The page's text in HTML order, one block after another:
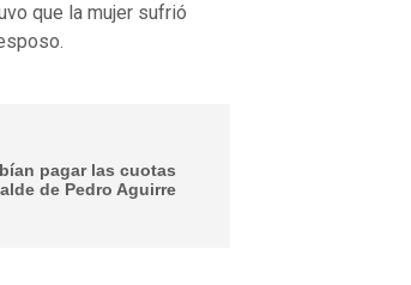
que la mujer sufrió
pagar las cuotas
de Pedro Aguirre